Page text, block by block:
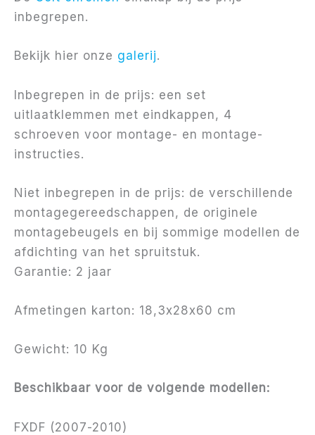
inbegrepen.
Bekijk hier onze galerij.
Inbegrepen in de prijs: een set
uitlaatklemmen met eindkappen, 4
schroeven voor montage- en montage-
instructies.
Niet inbegrepen in de prijs: de verschillende
montagegereedschappen, de originele
montagebeugels en bij sommige modellen de
afdichting van het spruitstuk.
Garantie: 2 jaar
Afmetingen karton: 18,3x28x60 cm
Gewicht: 10 Kg
Beschikbaar voor de volgende modellen:
FXDF (2007-2010)